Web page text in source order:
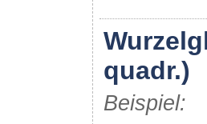
quadr.)
Beispiel: